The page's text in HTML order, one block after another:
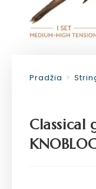
Pradžia >
Classical